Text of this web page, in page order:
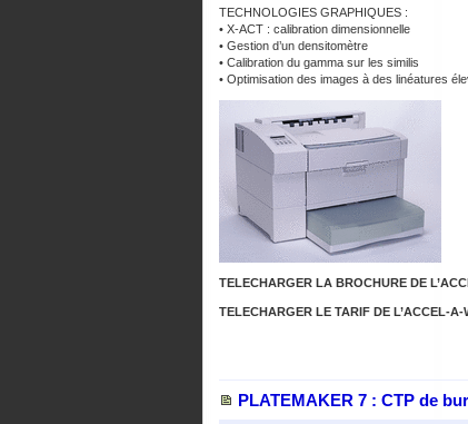
TECHNOLOGIES GRAPHIQUES :
• X-ACT : calibration dimensionnelle
• Gestion d’un densitomètre
• Calibration du gamma sur les similis
• Optimisation des images à des linéatures
TELECHARGER LA BROCHURE DE
TELECHARGER LE TARIF DE L’ACCEL-A-
PLATEMAKER 7 : CTP de